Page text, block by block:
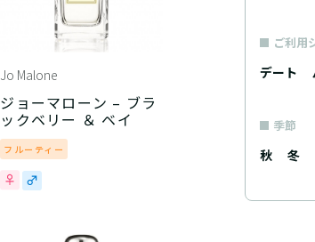
ご利用
デート
季節
秋 冬
Jo Malone
ジョーマローン – ブラ
ックベリー ＆ ベイ
フルーティー